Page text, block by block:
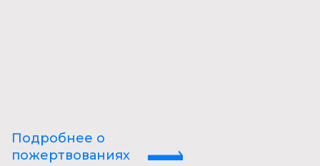
Подробнее о
пожертвованиях